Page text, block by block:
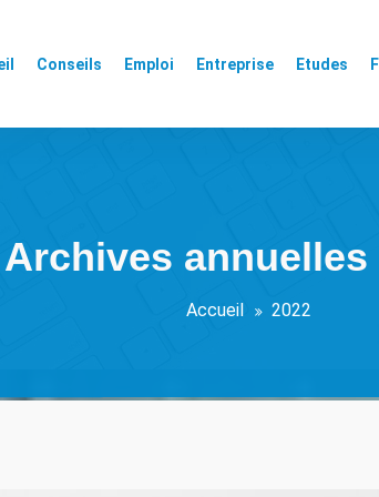
Conseils Emploi Entreprise Etudes
Archives annuelles
Accueil 2022